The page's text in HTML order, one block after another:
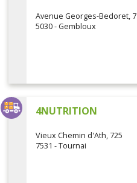
Avenue Georges-Bedoret, 7
5030 - Gembloux
4NUTRITION
Vieux Chemin d'Ath, 725
7531 - Tournai